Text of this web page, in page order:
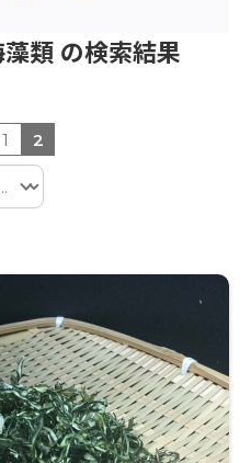
類 の検索結果
1 2